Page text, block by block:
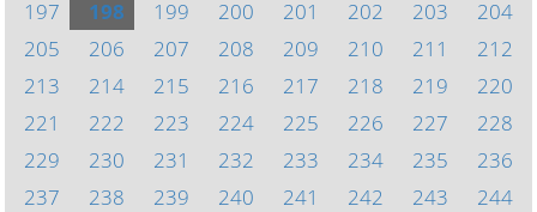
197
198 199 200 201 202 203
204
205
206 207 208 209 210 211
212
213
214 215 216 217 218 219
220
221
222 223 224 225 226 227
228
229
230 231 232 233 234 235
236
237
238 239 240 241 242 243
244